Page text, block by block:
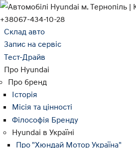
+38067-434-10-28
Склад авто
Запис на сервіс
Тест-Драйв
Про Hyundai
Про бренд
Історія
Місія та цінності
Філософія Бренду
Hyundai в Україні
Про "Хюндай Мотор Україна"